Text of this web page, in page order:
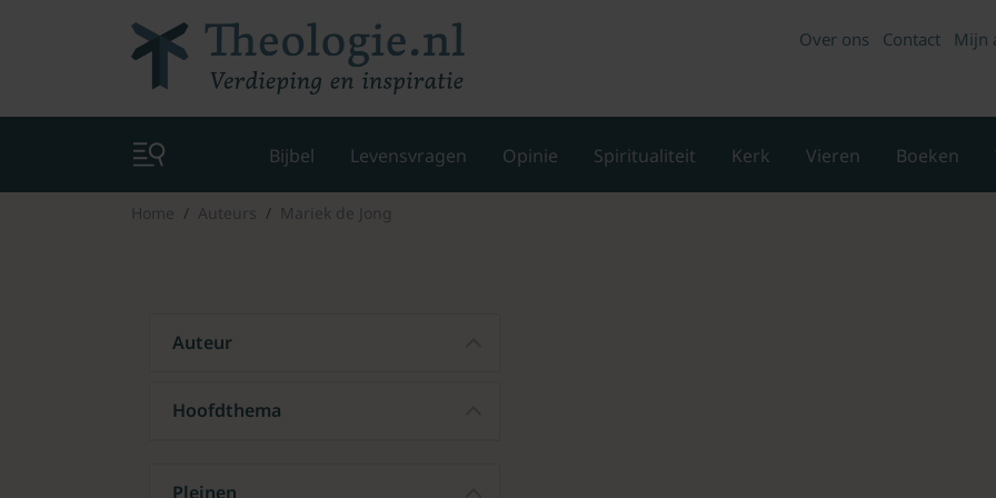
Over ons Contact Mijn
Bijbel Levensvragen Opinie Spiritualiteit Kerk Vieren Boeken
Home Auteurs Mariek de Jong
Auteur
Hoofdthema
Pleinen